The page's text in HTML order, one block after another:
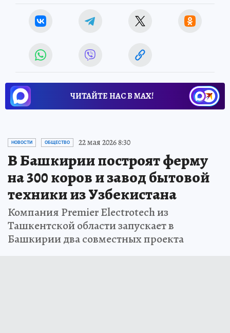
ЧИТАЙТЕ НАС В МАХ!
НОВОСТИ ОБЩЕСТВО 22 мая 2026 8:30
В Башкирии построят ферму
на 300 коров и завод бытовой
техники из Узбекистана
Компания Premier Electrotech из
Ташкентской области запускает в
Башкирии два совместных проекта